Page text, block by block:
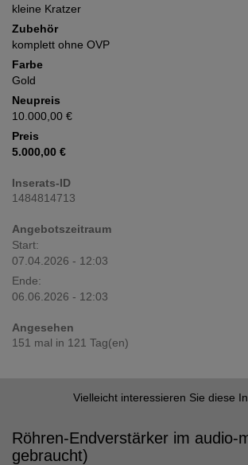
kleine Kratzer
Zubehör
komplett ohne OVP
Farbe
Gold
Neupreis
10.000,00 €
Preis
5.000,00 €
Inserats-ID
1484814713
Angebotszeitraum
Start:
07.04.2026 - 12:03
Ende:
06.06.2026 - 12:03
Angesehen
151 mal in 121 Tag(en)
Vielleicht interessieren Sie diese
Röhren-Endverstärker im audio-
gebraucht)